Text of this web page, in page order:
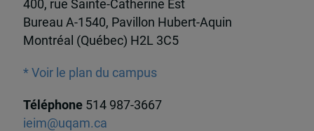
400, rue Sainte-Catherine Est
Bureau A-1540, Pavillon Hubert-Aquin
Montréal (Québec) H2L 3C5
* Voir le plan du campus
Téléphone 514 987-3667
ieim@uqam.ca